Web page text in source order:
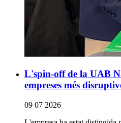
L'spin-off de la UAB
empreses més
09 07 2026